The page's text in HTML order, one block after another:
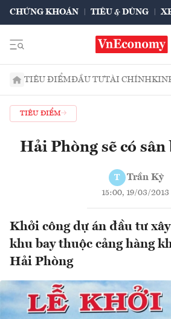
CHỨNG KHOÁN TIÊU & DÙNG
TIÊU ĐIỂMĐẦU TƯTÀI CHÍNH
TIÊU ĐIỂM
Hải Phòng sẽ có sân
T Trần Kỳ
15:00, 19/03/2013
Khởi công dự án đầu tư
khu bay thuộc cảng hàng
Hải Phòng